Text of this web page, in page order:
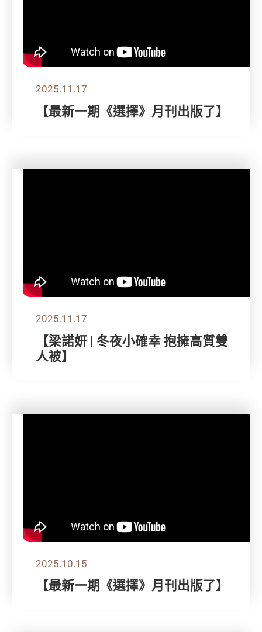
2025.11.17
【最新一期《選擇》月刊出版了】
2025.11.17
【梁諾妍 | 冬夜小確幸 抱擁高質雙
人被】
2025.10.15
【最新一期《選擇》月刊出版了】